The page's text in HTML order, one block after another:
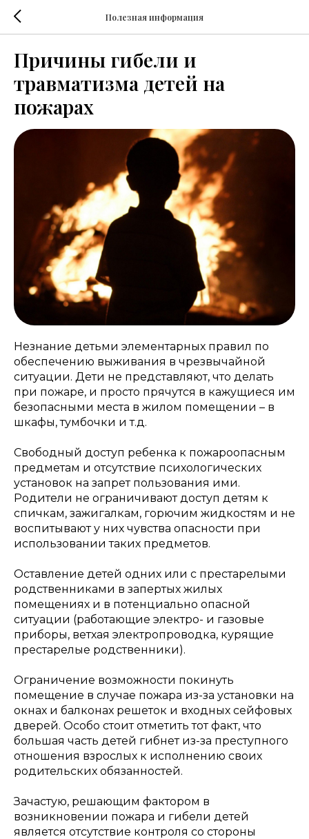
Полезная информация
Причины гибели и
травматизма детей на
пожарах
Незнание детьми элементарных правил по
обеспечению выживания в чрезвычайной
ситуации. Дети не представляют, что делать
при пожаре, и просто прячутся в кажущиеся им
безопасными места в жилом помещении – в
шкафы, тумбочки и т.д.
Свободный доступ ребенка к пожароопасным
предметам и отсутствие психологических
установок на запрет пользования ими.
Родители не ограничивают доступ детям к
спичкам, зажигалкам, горючим жидкостям и не
воспитывают у них чувства опасности при
использовании таких предметов.
Оставление детей одних или с престарелыми
родственниками в запертых жилых
помещениях и в потенциально опасной
ситуации (работающие электро- и газовые
приборы, ветхая электропроводка, курящие
престарелые родственники).
Ограничение возможности покинуть
помещение в случае пожара из-за установки на
окнах и балконах решеток и входных сейфовых
дверей. Особо стоит отметить тот факт, что
большая часть детей гибнет из-за преступного
отношения взрослых к исполнению своих
родительских обязанностей.
Зачастую, решающим фактором в
возникновении пожара и гибели детей
является отсутствие контроля со стороны